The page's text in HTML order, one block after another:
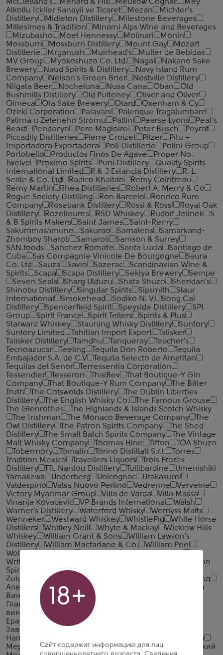
McClelland's
Menard & Fils Meukow Cognac
Mey
Alkollu Ickiler Sanayii ve Ticaret
Mezan
Michter's
Distillery
Midleton Distillery
Milestone Beverages
Millesimes & Tradition
Minami Alps Wine and Beverages
Mizubasho
Moet Hennessy Molinari
Monin
Mossburn
Mossburn Distillery Mount Gay
Mozart
Distillerie
Mrganush Muirhead's
Muller de Bebidas
MV Group
Myokoshuzo Co. Ltd. Nagai
Nakano Sake
Brewery
Naud Spirits & Distillery
Navy Island Rum
Company
Nelson's Green Brier
Nestville Distillery
Niigata Beer
Nocheluna Nusa Cana Oban
Old
Bushmills Distillery
Old Pulteney
Oliver and Oliver
Olmeca
Ota Sake Brewery Otard
Oxenham & Cy
Ozeki Corporation
Palavani
Palenque Tragalumbare
Palirna u Zeleneho Stromu
Pallini Pearse Lyons
Peat's
Beast
Penderyn Pere Magloire Peter Busch
Peyrat
Piccadily Distilleries
Pierre Croizet Pilzer
Pitu –
Importadora Exportadora
Poli Distillerie
Polini Group
Portobello
Productos Finos De Agave
Proper No.
Twelve
Proximo Spirits Puni Distillery
Quality Spirits
International Limited
R & J Estancia Distillery
R. L.
Seale & Co. Ltd
Radico Khaitan
Remy Cointreau
Remy Martin
Rhea Distilleries
Robert A. Merry & Co
Rogue Society Distilling
Ron Barcelo
Ronrico Rum
Company
Rosebank Distillery Rossi & Rossi
Royal Oak
Distillery
Rozelieures RSD Whiskey Rudolf Jelinek
S
& B Spirits Makers
Saint James
Saint-Remy
Sakuramasamune
Sakurao Samalens
Samarkand-
Zhomboy Sharob
Samaroli
Samson & Surrey
SAN.foods
Sanchez Romate Santa Lucia
Santiago de
Cuba
Sas Compagnie Vinicole De Bourgogne
Saura
Co. Ltd
Sauza Savio Sazerac
Scandinavian Wine &
Spirits
Scapa Scapa Distillery Sekiya Brewery
Sempe
Seven Seals
Sharg Ulduzu Shata Shuzo
Sheridan's
Shinobu Distillery
Singular Spirits Sipsmith
Slaur
International
Smokehead Sodiko N. V.
Song Cai
Distillery
Spencerfield Spirit Speyside Distillery
SPI
Group
Spirit France Spirit Tellers
Spirits & Plus
Starward Whiskey
Stauning Whisky Distillery
Suntory
Suntory Limited
Tahitian Import Export
Talisker
Talisker Distillery
Tamdhu Tanqueray
Teacher's
Tecnoazucar
Teeling Tequila Don Roberto
Tequila
Embajador S.A. de C.V
Tequila Selecto de Amatitan
Tequilas del Senor
Terressentia Corporation
Tessendier
Tesseron ThaiBev
That Boutique-Y Gin
Company
That Boutique-Y Rum Company
The Bitter
Truth
The Cotswolds Distillery
The Dublin Liberties
Distillery
The English Whisky Co.
The Famous Grouse
The Glenrothes
The Highlands & Islands Scotch Whisky
The Irishman
The Monaco Beverage Company
The
Owl Distillery
The Patron Spirits Company
The Shed
Distillery
The Small Batch Spirits Company
The Vintage
Malt Whisky Company
Thomas Hine Tiffon
TOA Shuzo
Tobermory
Tomatin Torino Distillati S.r.l.
Torres
Tradition Mexico
Travellers Liquors
Trois Freres
Distillery
TTL Nantou Distillery Tullibardine
Umenishiki
Yamakawa
Underberg Unicognac
Urakasumi
Valdespino
Valsa Nuovo Perlino Vedrenne
Verveine
Victory Myanmar Group
Villa de Varda
Villa Massa
Vinarija Kovacevic
VP Brands International
Walsh
Warner's Distillery
Waterford Whisky
Wemyss Malts
Wenneker
Westward Whiskey WhistlePig
White Horse
Distillers
Whitley Neill Whyte & Mackay
Wicklow Hills
Whiskey
William Grant & Sons
William Lawson's
Distillery
William Macfarlane & Co.
William Peel
Wolfburn Distillery
Writers' Tears
Yoshino
Spirits
Zacapa Zacapa Centenario
Zuidam
Абшерон-Шараб
Авшарский винный завод
Алеф-Виналь-Крым
Альянс-1892
Арсенал
Вин
Бахчисарай ВКЗ Веди Алко
Главспиртпром
Грейн Алко
винно-коньячный завод)
Ерасхский винный завод
Завод
Напитков Алаверди
Крымская Водочная Компания
Мердзаванский коньячный завод
ММВЗ (Московский
18+
Сайт содержит информацию для лиц